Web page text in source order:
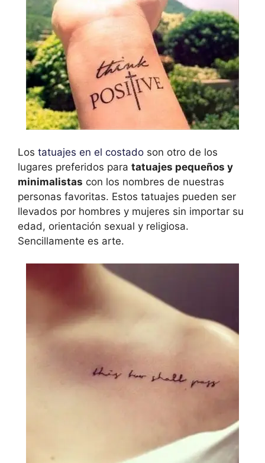
Los tatuajes en el costado son otro de los
lugares preferidos para tatuajes pequeños y
minimalistas con los nombres de nuestras
personas favoritas. Estos tatuajes pueden ser
llevados por hombres y mujeres sin importar su
edad, orientación sexual y religiosa.
Sencillamente es arte.